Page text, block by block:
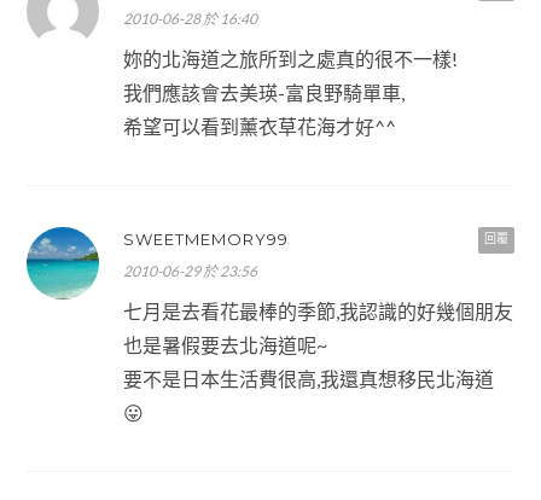
2010-06-28 於 16:40
妳的北海道之旅所到之處真的很不一樣!
我們應該會去美瑛-富良野騎單車,
希望可以看到薰衣草花海才好^^
回覆
SWEETMEMORY99
2010-06-29 於 23:56
七月是去看花最棒的季節,我認識的好幾個朋友
也是暑假要去北海道呢~
要不是日本生活費很高,我還真想移民北海道
😛